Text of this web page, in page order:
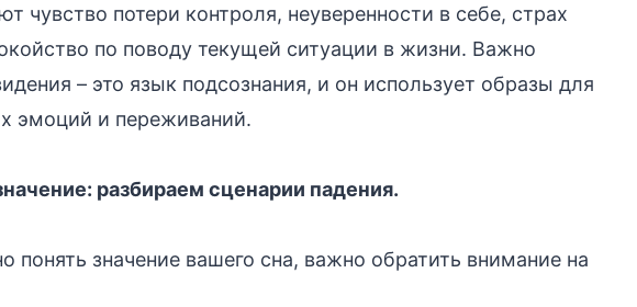
чувство потери контроля, неуверенности в себе, страх
по поводу текущей ситуации в жизни. Важно
– это язык подсознания, и он использует образы для
эмоций и переживаний.
разбираем сценарии падения.
понять значение вашего сна, важно обратить внимание на